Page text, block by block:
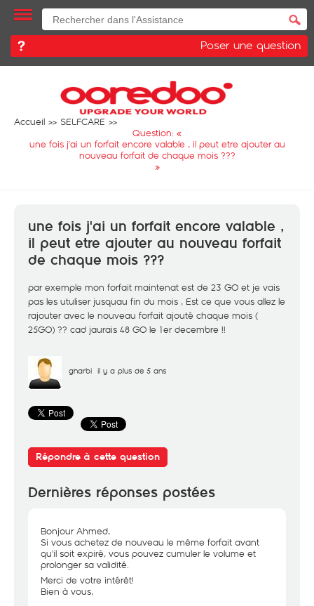
Poser une question
Accueil
SELFCARE
Question: «
une fois j'ai un forfait encore valable , il peut etre ajouter au
nouveau forfait de chaque mois ???
»
une fois j'ai un forfait encore valable ,
il peut etre ajouter au nouveau forfait
de chaque mois ???
par exemple mon forfait maintenat est de 23 GO et je vais
pas les utuliser jusquau fin du mois , Est ce que vous allez le
rajouter avec le nouveau forfait ajouté chaque mois (
25GO) ?? cad jaurais 48 GO le 1er decembre !!
gharbi il y a plus de 5 ans
Répondre à cette question
Dernières réponses postées
Bonjour Ahmed,
Si vous achetez de nouveau le même forfait avant
qu'il soit expiré, vous pouvez cumuler le volume et
prolonger sa validité.
Merci de votre intérêt!
Bien à vous,